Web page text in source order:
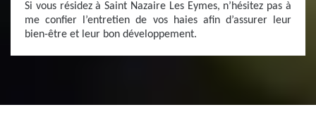
Si vous résidez à Saint Nazaire Les Eymes, n’hésitez pas à
me confier l’entretien de vos haies afin d’assurer leur
bien-être et leur bon développement.